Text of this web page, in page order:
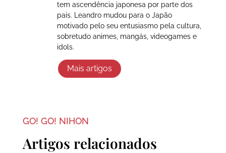
tem ascendência japonesa por parte dos
pais. Leandro mudou para o Japão
motivado pelo seu entusiasmo pela cultura,
sobretudo animes, mangás, videogames e
idols.
Mais artigos
GO! GO! NIHON
Artigos relacionados